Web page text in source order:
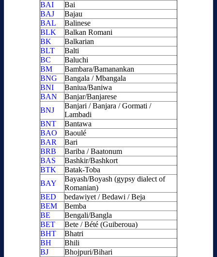
BAI
Bai
BAJ
Bajau
BAL
Balinese
BLK
Balkan Romani
BK
Balkarian
BLT
Balti
BC
Baluchi
BM
Bambara/Bamanankan
BNG
Bangala / Mbangala
BNI
Baniua/Baniwa
BAN
Banjar/Banjarese
BNJ
Banjari / Banjara / Gormati /
Lambadi
BNT
Bantawa
BAO
Baoulé
BAR
Bari
BRB
Bariba / Baatonum
BAS
Bashkir/Bashkort
BTK
Batak-Toba
BAY
Bayash/Boyash (gypsy dialect of
Romanian)
BED
bedawiyet / Bedawi / Beja
BEM
Bemba
BE
Bengali/Bangla
BET
Bete / Bété (Guiberoua)
BHT
Bhatri
BH
Bhili
BJ
Bhojpuri/Bihari